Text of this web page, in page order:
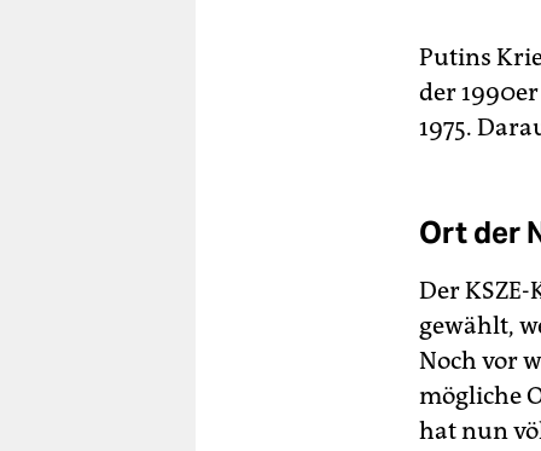
Putins
der
1975.
Ort der
Der
gewählt,
Noch vor
mögliche
hat nun